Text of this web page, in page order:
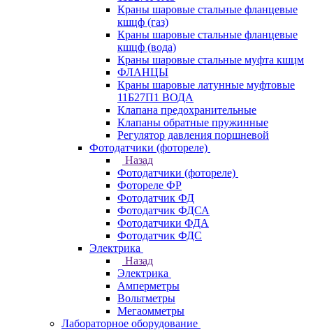
Краны шаровые стальные фланцевые
кшцф (газ)
Краны шаровые стальные фланцевые
кшцф (вода)
Краны шаровые стальные муфта кшцм
ФЛАНЦЫ
Краны шаровые латунные муфтовые
11Б27П1 ВОДА
Клапана предохранительные
Клапаны обратные пружинные
Регулятор давления поршневой
Фотодатчики (фотореле)
Назад
Фотодатчики (фотореле)
Фотореле ФР
Фотодатчик ФД
Фотодатчик ФДСА
Фотодатчики ФДА
Фотодатчик ФДС
Электрика
Назад
Электрика
Амперметры
Вольтметры
Мегаомметры
Лабораторное оборудование